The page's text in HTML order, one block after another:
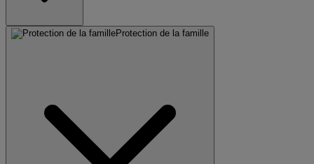
Protection de la famille